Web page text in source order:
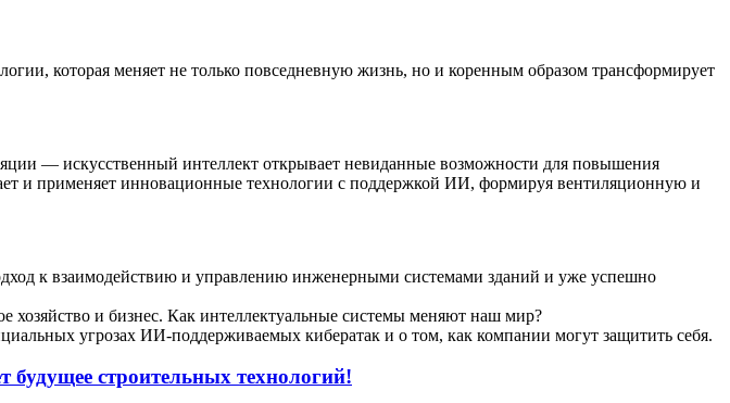
которая меняет не только повседневную жизнь, но и коренным образом трансформирует
— искусственный интеллект открывает невиданные возможности для повышения
и применяет инновационные технологии с поддержкой ИИ, формируя вентиляционную и
к взаимодействию и управлению инженерными системами зданий и уже успешно
хозяйство и бизнес. Как интеллектуальные системы меняют наш мир?
угрозах ИИ-поддерживаемых кибератак и о том, как компании могут защитить себя.
будущее строительных технологий!